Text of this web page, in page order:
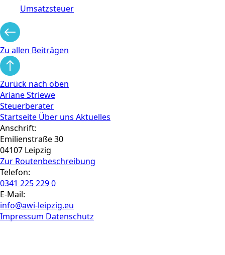
Umsatzsteuer
Zu allen Beiträgen
Zurück nach oben
Ariane Striewe
Steuerberater
Startseite Über uns Aktuelles
Anschrift:
Emilienstraße 30
04107 Leipzig
Zur Routen­beschreibung
Telefon:
0341 225 229 0
E-Mail:
info@awi-leipzig.eu
Impressum Datenschutz